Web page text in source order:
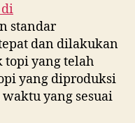
di
standar
dan dilakukan
topi yang telah
yang diproduksi
yang sesuai